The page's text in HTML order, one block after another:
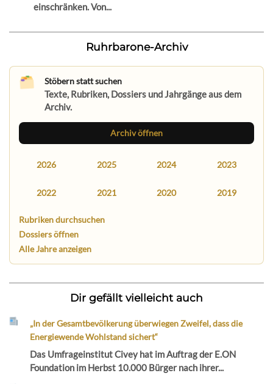
einschränken. Von...
Ruhrbarone-Archiv
Stöbern statt suchen
Texte, Rubriken, Dossiers und Jahrgänge aus dem
Archiv.
Archiv öffnen
2026 2025 2024 2023
2022 2021 2020 2019
Rubriken durchsuchen
Dossiers öffnen
Alle Jahre anzeigen
Dir gefällt vielleicht auch
„In der Gesamtbevölkerung überwiegen Zweifel, dass die
Energiewende Wohlstand sichert“
Das Umfrageinstitut Civey hat im Auftrag der E.ON
Foundation im Herbst 10.000 Bürger nach ihrer...